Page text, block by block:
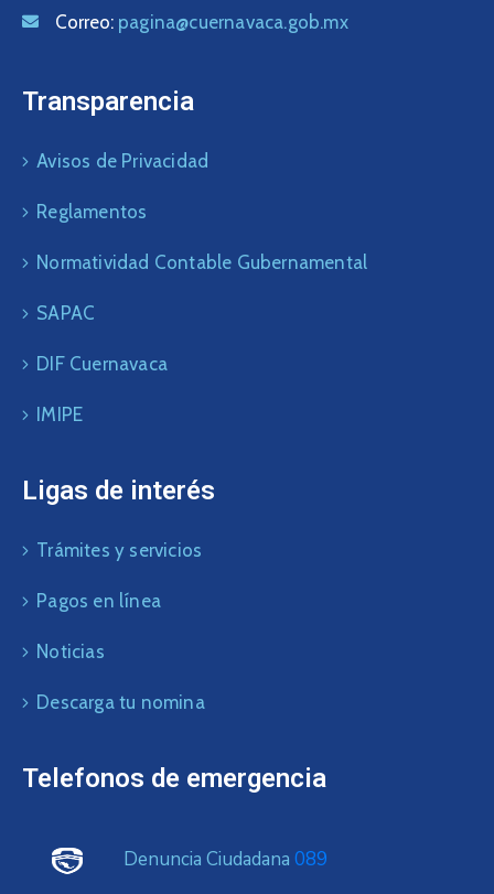
Correo: pagina@cuernavaca.gob.mx
Transparencia
Avisos de Privacidad
Reglamentos
Normatividad Contable Gubernamental
SAPAC
DIF Cuernavaca
IMIPE
Ligas de interés
Trámites y servicios
Pagos en línea
Noticias
Descarga tu nomina
Telefonos de emergencia
Denuncia Ciudadana 089